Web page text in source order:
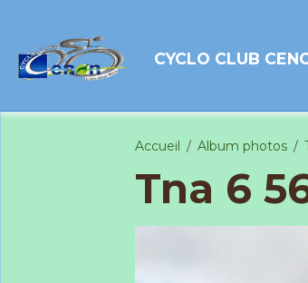
CYCLO CLUB
Accueil Album photos
Tna 6